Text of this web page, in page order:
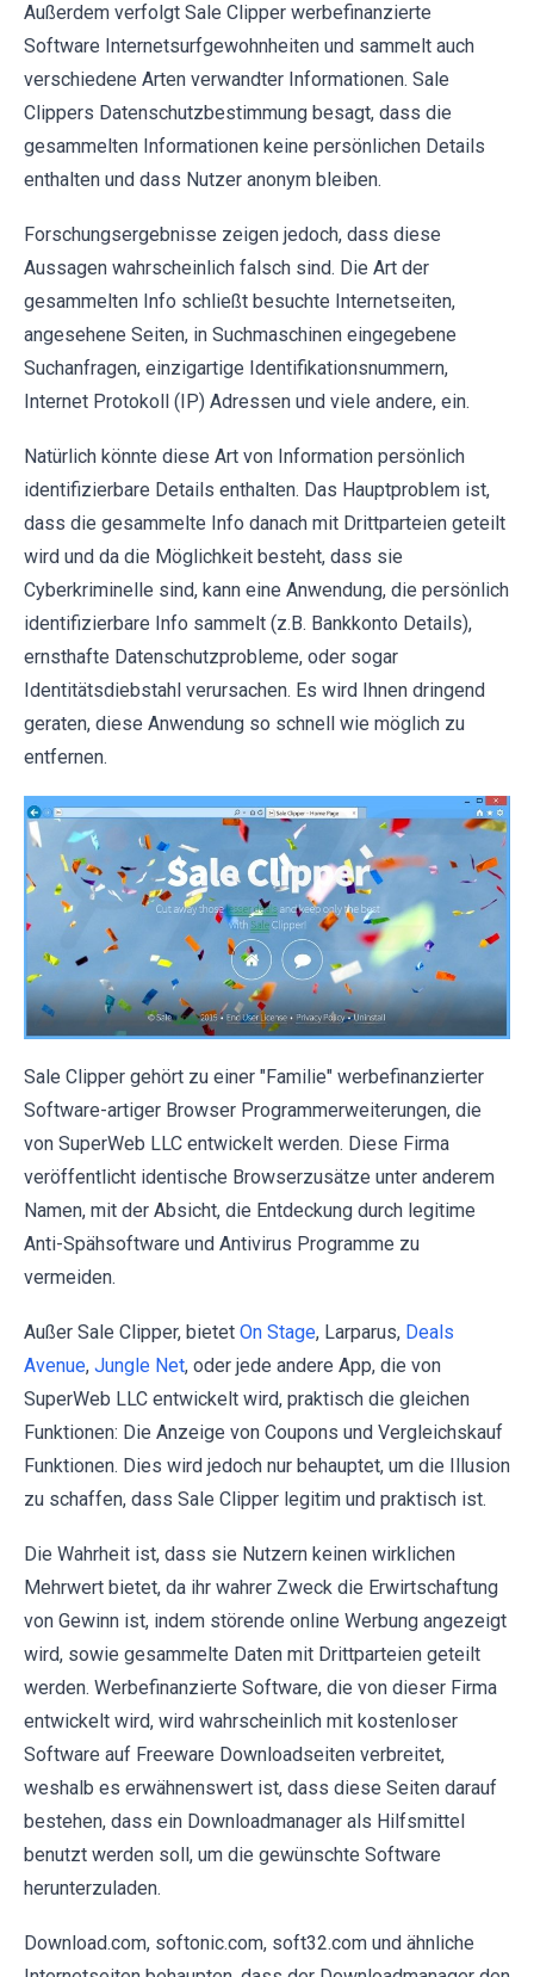
Außerdem verfolgt Sale Clipper werbefinanzierte
Software Internetsurfgewohnheiten und sammelt auch
verschiedene Arten verwandter Informationen. Sale
Clippers Datenschutzbestimmung besagt, dass die
gesammelten Informationen keine persönlichen Details
enthalten und dass Nutzer anonym bleiben.
Forschungsergebnisse zeigen jedoch, dass diese
Aussagen wahrscheinlich falsch sind. Die Art der
gesammelten Info schließt besuchte Internetseiten,
angesehene Seiten, in Suchmaschinen eingegebene
Suchanfragen, einzigartige Identifikationsnummern,
Internet Protokoll (IP) Adressen und viele andere, ein.
Natürlich könnte diese Art von Information persönlich
identifizierbare Details enthalten. Das Hauptproblem ist,
dass die gesammelte Info danach mit Drittparteien geteilt
wird und da die Möglichkeit besteht, dass sie
Cyberkriminelle sind, kann eine Anwendung, die persönlich
identifizierbare Info sammelt (z.B. Bankkonto Details),
ernsthafte Datenschutzprobleme, oder sogar
Identitätsdiebstahl verursachen. Es wird Ihnen dringend
geraten, diese Anwendung so schnell wie möglich zu
entfernen.
Sale Clipper gehört zu einer "Familie" werbefinanzierter
Software-artiger Browser Programmerweiterungen, die
von SuperWeb LLC entwickelt werden. Diese Firma
veröffentlicht identische Browserzusätze unter anderem
Namen, mit der Absicht, die Entdeckung durch legitime
Anti-Spähsoftware und Antivirus Programme zu
vermeiden.
Außer Sale Clipper, bietet On Stage, Larparus, Deals
Avenue, Jungle Net, oder jede andere App, die von
SuperWeb LLC entwickelt wird, praktisch die gleichen
Funktionen: Die Anzeige von Coupons und Vergleichskauf
Funktionen. Dies wird jedoch nur behauptet, um die Illusion
zu schaffen, dass Sale Clipper legitim und praktisch ist.
Die Wahrheit ist, dass sie Nutzern keinen wirklichen
Mehrwert bietet, da ihr wahrer Zweck die Erwirtschaftung
von Gewinn ist, indem störende online Werbung angezeigt
wird, sowie gesammelte Daten mit Drittparteien geteilt
werden. Werbefinanzierte Software, die von dieser Firma
entwickelt wird, wird wahrscheinlich mit kostenloser
Software auf Freeware Downloadseiten verbreitet,
weshalb es erwähnenswert ist, dass diese Seiten darauf
bestehen, dass ein Downloadmanager als Hilfsmittel
benutzt werden soll, um die gewünschte Software
herunterzuladen.
Download.com, softonic.com, soft32.com und ähnliche